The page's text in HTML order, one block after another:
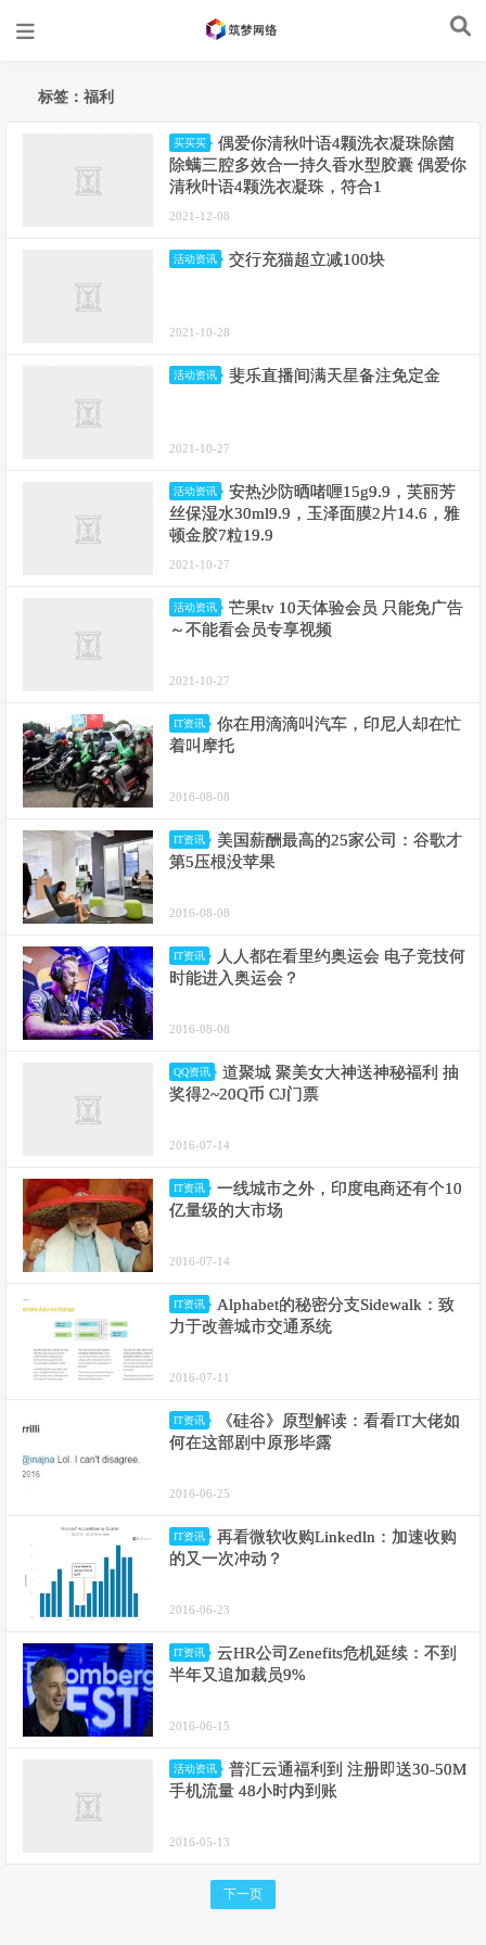
标签：福利
买买买
偶爱你清秋叶语4颗洗衣凝珠除菌
除螨三腔多效合一持久香水型胶囊 偶爱你
清秋叶语4颗洗衣凝珠，符合1
2021-12-08
活动资讯 交行充猫超立减100块
2021-10-28
活动资讯 斐乐直播间满天星备注免定金
2021-10-27
活动资讯
安热沙防晒啫喱15g9.9，芙丽芳
丝保湿水30ml9.9，玉泽面膜2片14.6，雅
顿金胶7粒19.9
2021-10-27
活动资讯
芒果tv 10天体验会员 只能免广告
～不能看会员专享视频
2021-10-27
IT资讯
你在用滴滴叫汽车，印尼人却在忙
着叫摩托
2016-08-08
IT资讯
美国薪酬最高的25家公司：谷歌才
第5压根没苹果
2016-08-08
IT资讯
人人都在看里约奥运会 电子竞技何
时能进入奥运会？
2016-08-08
QQ资讯
道聚城 聚美女大神送神秘福利 抽
奖得2~20Q币 CJ门票
2016-07-14
IT资讯
一线城市之外，印度电商还有个10
亿量级的大市场
2016-07-14
IT资讯
Alphabet的秘密分支Sidewalk：致
力于改善城市交通系统
2016-07-11
IT资讯
《硅谷》原型解读：看看IT大佬如
何在这部剧中原形毕露
2016-06-25
IT资讯
再看微软收购Linkedln：加速收购
的又一次冲动？
2016-06-23
IT资讯
云HR公司Zenefits危机延续：不到
半年又追加裁员9%
2016-06-15
活动资讯
普汇云通福利到 注册即送30-50M
手机流量 48小时内到账
2016-05-13
下一页